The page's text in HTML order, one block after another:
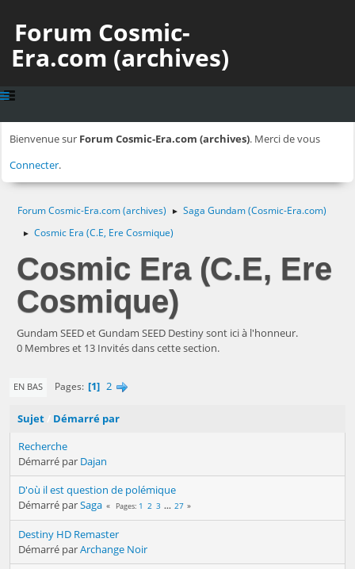
Forum Cosmic-
Era.com (archives)
Bienvenue sur Forum Cosmic-Era.com (archives). Merci de vous
Connecter.
Forum Cosmic-Era.com (archives) ► Saga Gundam (Cosmic-Era.com)
► Cosmic Era (C.E, Ere Cosmique)
Cosmic Era (C.E, Ere
Cosmique)
Gundam SEED et Gundam SEED Destiny sont ici à l'honneur.
0 Membres et 13 Invités dans cette section.
EN BAS Pages 1 2
Sujet
Démarré par
Recherche
Démarré par Dajan
D'où il est question de polémique
Démarré parSaga Pages 1 2 3 ... 27
Destiny HD Remaster
Démarré parArchange Noir